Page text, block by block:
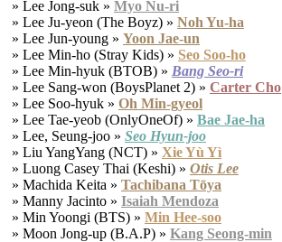
» Lee Jong-suk » Myo Nu-ri
» Lee Ju-yeon (The Boyz) » Noh Yu-ha
» Lee Jun-young » Yoon Jae-un
» Lee Min-ho (Stray Kids) » Seo Soo-ho
» Lee Min-hyuk (BTOB) » Bang Seo-ri
» Lee Sang-won (BoysPlanet 2) » Carter Cho
» Lee Soo-hyuk » Oh Min-gyeol
» Lee Tae-yeob (OnlyOneOf) » Bae Jae-ha
» Lee, Seung-joo » Seo Hyun-joo
» Liu YangYang (NCT) » Xie Yù Yì
» Luong Casey Thai (Keshi) » Otis Lee
» Machida Keita » Tachibana Tōya
» Manny Jacinto » Isaiah Mendoza
» Min Yoongi (BTS) » Min Hee-soo
» Moon Jong-up (B.A.P) » Kang Seong-min